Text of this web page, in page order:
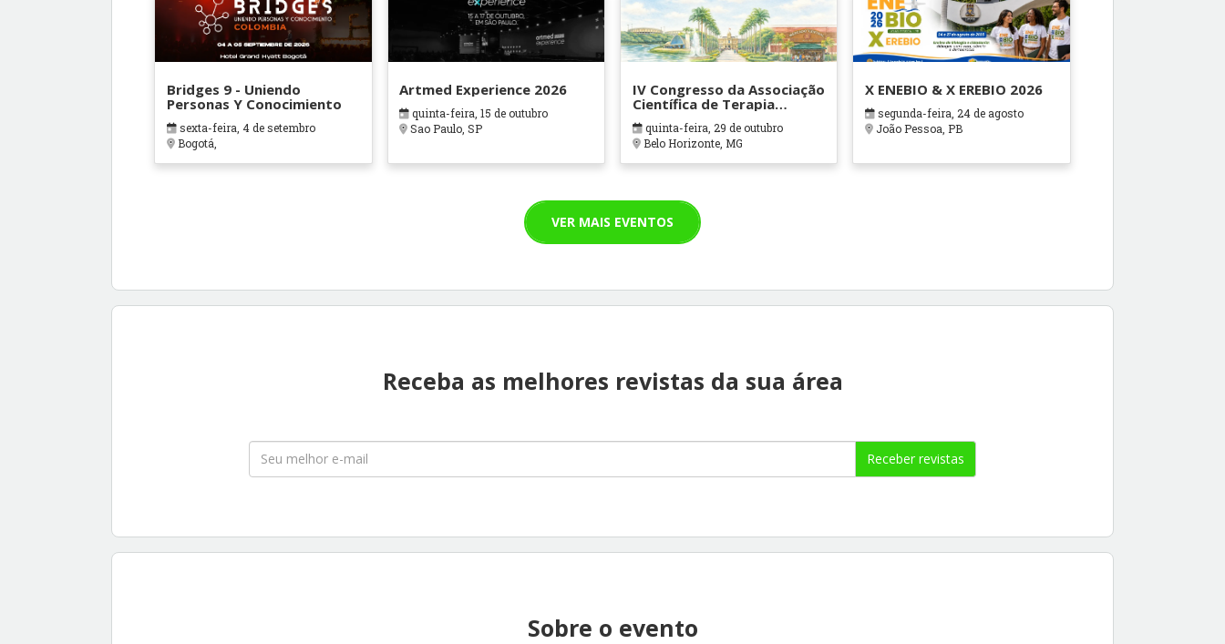
Bridges 9 - Uniendo
Personas Y Conocimiento
sexta-feira, 4 de setembro
Bogotá,
Artmed Experience 2026
quinta-feira, 15 de outubro
Sao Paulo, SP
IV Congresso da Associação
Científica de Terapia
Ocupacional em Contextos
Hospitalares e Cuidados
Paliativos - ATOHOSP
quinta-feira, 29 de outubro
Belo Horizonte, MG
X ENEBIO & X EREBIO 2026
segunda-feira, 24 de agosto
João Pessoa, PB
VER MAIS EVENTOS
Receba as melhores revistas da sua área
Receber revistas
Sobre o evento